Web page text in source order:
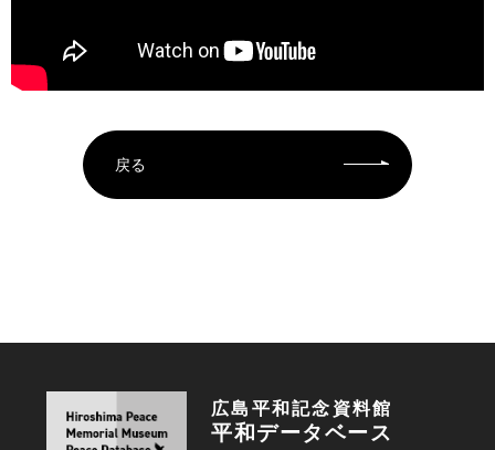
戻る
広島平和記念資料館
平和データベース